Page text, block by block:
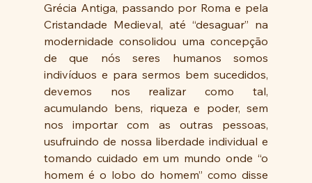
Grécia Antiga, passando por Roma e pela
Cristandade Medieval, até “desaguar” na
modernidade consolidou uma concepção
de que nós seres humanos somos
indivíduos e para sermos bem sucedidos,
devemos nos realizar como tal,
acumulando bens, riqueza e poder, sem
nos importar com as outras pessoas,
usufruindo de nossa liberdade individual e
tomando cuidado em um mundo onde “o
homem é o lobo do homem” como disse